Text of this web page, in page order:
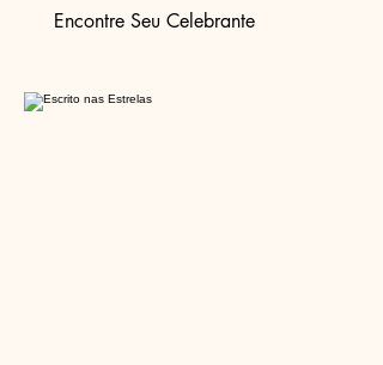
Encontre Seu Celebrante